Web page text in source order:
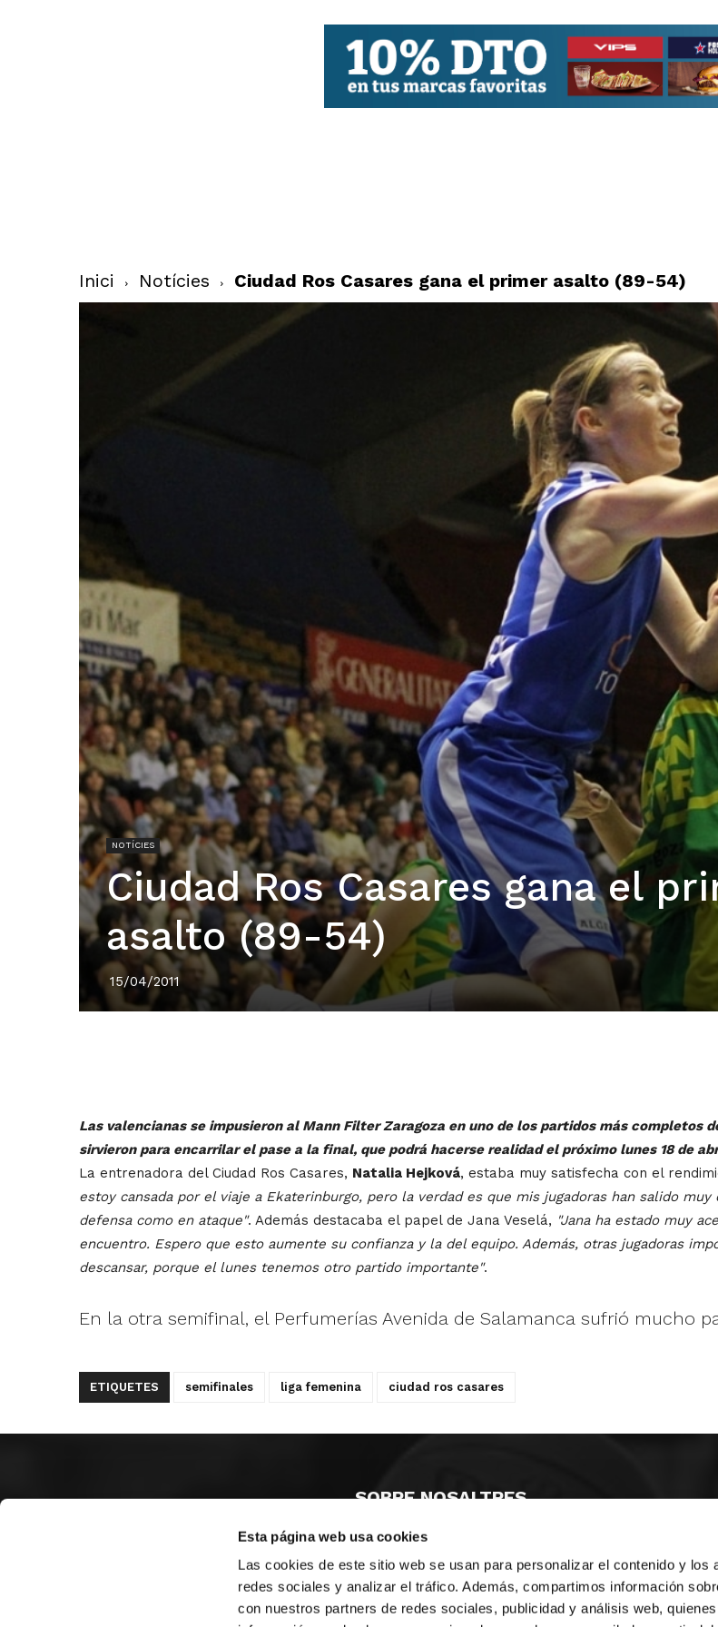
Esta página web usa cookies
Las cookies de este sitio web se usan para personalizar el contenido y los
redes sociales y analizar el tráfico. Además, compartimos información
con nuestros partners de redes sociales, publicidad y análisis web,
Inici Notícies Ciudad Ros Casares gana el primer asalto (89-54)
NOTÍCIES
Ciudad Ros Casares gana el
asalto (89-54)
15/04/2011
Las valencianas se impusieron al Mann Filter Zaragoza en uno de los partidos más completos
sirvieron para encarrilar el pase a la final, que podrá hacerse realidad el próximo lunes 18 de
La entrenadora del Ciudad Ros Casares, Natalia Hejková, estaba muy satisfecha con el
estoy cansada por el viaje a Ekaterinburgo, pero la verdad es que mis jugadoras han salido
defensa como en ataque". Además destacaba el papel de Jana Veselá, "Jana ha estado muy
encuentro. Espero que esto aumente su confianza y la del equipo. Además, otras jugadoras
descansar, porque el lunes tenemos otro partido importante".
En la otra semifinal, el Perfumerías Avenida de Salamanca sufrió mucho
ETIQUETES semifinales liga femenina ciudad ros casares
SOBRE NOSALTRES
CASTELLÓ
VALÈNCIA
MONESTIR DE POBLET 14 1ª 3º
ALACANT
CIUDAD DE MATANZAS 12
fbcv@fbcv.es